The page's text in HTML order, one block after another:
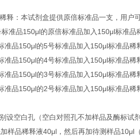
释：本试剂盒提供原倍标准品一支，用户
准品150μl的原倍标准品加入150μl标准品
准品150μl的5号标准品加入150μl标准品稀
准品150μl的4号标准品加入150μl标准品稀
准品150μl的3号标准品加入150μl标准品稀
准品150μl的2号标准品加入150μl标准品稀
设空白孔（空白对照孔不加样品及酶标试
样品稀释液40μl，然后再加待测样品10μl